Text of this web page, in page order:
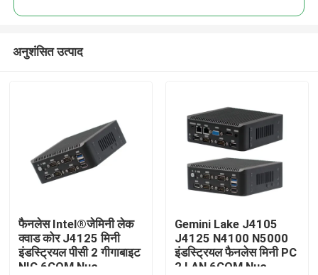
अनुशंसित उत्पाद
फैनलेस Intel®जेमिनी लेक
क्वाड कोर J4125 मिनी
इंडस्ट्रियल पीसी 2 गीगाबाइट
NIC 6COM Nuc
Gemini Lake J4105
J4125 N4100 N5000
इंडस्ट्रियल फैनलेस मिनी PC
2 LAN 6COM Nuc